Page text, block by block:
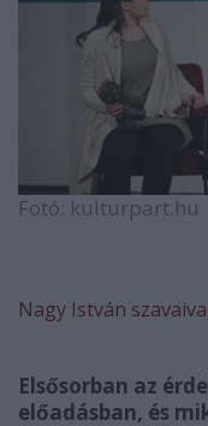
Fotó: kulturpart.hu
Nagy István
Elsősorban az
előadásban, és